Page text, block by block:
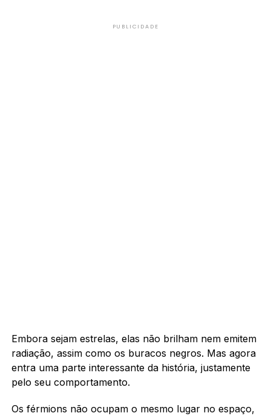
PUBLICIDADE
Embora sejam estrelas, elas não brilham nem emitem
radiação, assim como os buracos negros. Mas agora
entra uma parte interessante da história, justamente
pelo seu comportamento.
Os férmions não ocupam o mesmo lugar no espaço,